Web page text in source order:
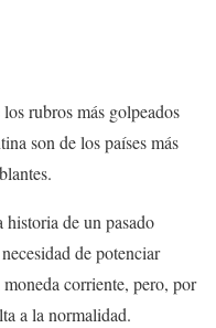
rubros más golpeados
son de los países más
de un pasado
de potenciar
corriente, pero, por
a la normalidad.